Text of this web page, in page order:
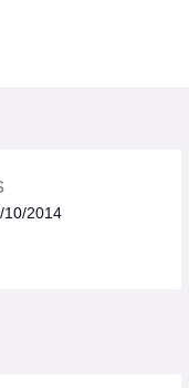
10/2014